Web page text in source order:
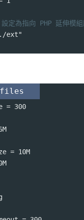
為指向 PHP 延伸模組
ext"
files
= 300
= 10M